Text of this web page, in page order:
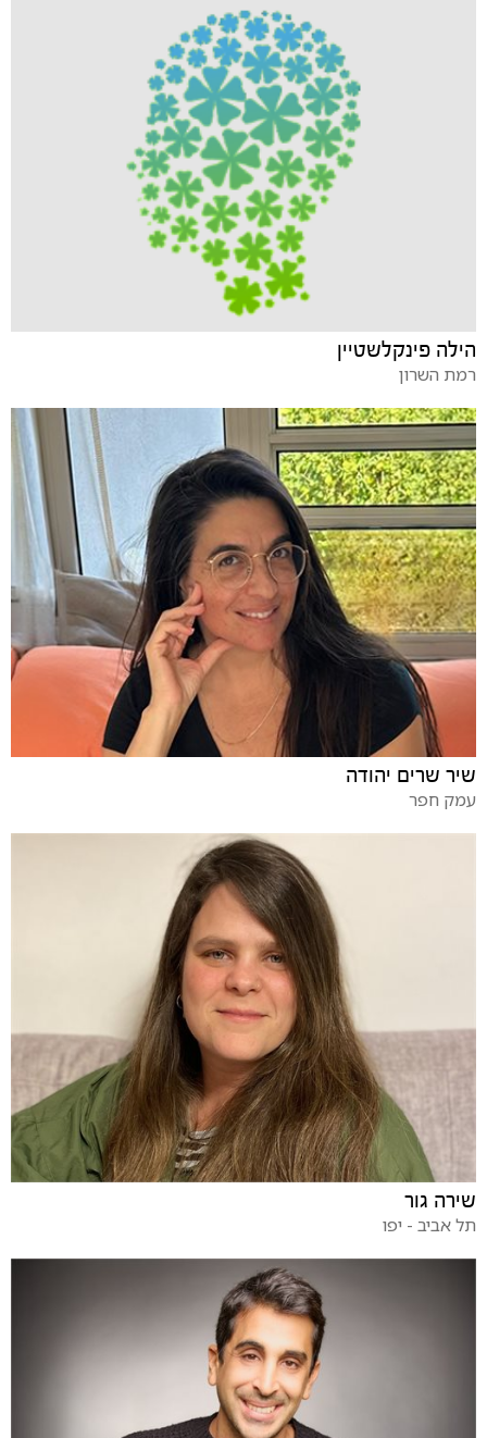
הילה פינקלשטיין
רמת השרון
שיר שרים יהודה
עמק חפר
שירה גור
תל אביב - יפו